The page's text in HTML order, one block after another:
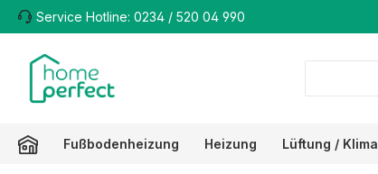
Hauptinhalt springen
Zur Suche springen
Zur Hauptnavigation springen
Service Hotline: 0234 / 520 04 990
Fußbodenheizung Heizung Lüftung / Klima